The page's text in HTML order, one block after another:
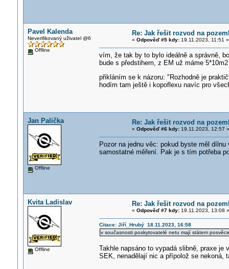
Pavel Kalenda
Neverifikovaný uživatel @6
Offline
Re: Jak řešit rozvod na
« Odpověď #5 kdy:19.11.2023, 11:51 »
vím, že tak by to bylo ideálně a správně,
bude s předstihem, z EM už máme
přikláním se k názoru: "Rozhodně je
hodím tam ještě i kopoflexu navíc pro
Jan Palička
Offline
Re: Jak řešit rozvod na
« Odpověď #6 kdy:19.11.2023, 12:57 »
Pozor na jednu věc: pokud byste měl
samostatné měření. Pak je s tím potřeba
Kvita Ladislav
Offline
Re: Jak řešit rozvod na
« Odpověď #7 kdy:19.11.2023, 13:08 »
Citace: Jiří_Hrubý 18.11.2023, 16:58
v současnosti poskytovatelé netu mají státem
Takhle napsáno to vypadá slibně, praxe
SEK, nenadělají nic a přípolož se